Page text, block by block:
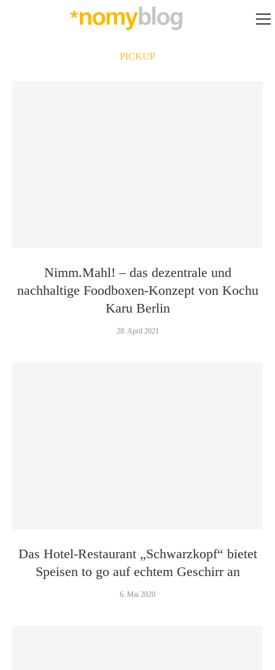
PICKUP
Nimm.Mahl! – das dezentrale und
nachhaltige Foodboxen-Konzept von Kochu
Karu Berlin
28. April 2021
Das Hotel-Restaurant „Schwarzkopf“ bietet
Speisen to go auf echtem Geschirr an
6. Mai 2020